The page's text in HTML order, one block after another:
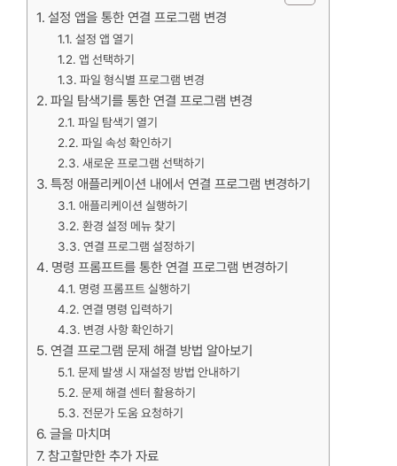
설정 앱을 통한 연결 프로그램 변경
설정 앱 열기
앱 선택하기
파일 형식별 프로그램 변경
파일 탐색기를 통한 연결 프로그램 변경
파일 탐색기 열기
파일 속성 확인하기
새로운 프로그램 선택하기
특정 애플리케이션 내에서 연결 프로그램 변경하기
애플리케이션 실행하기
환경 설정 메뉴 찾기
연결 프로그램 설정하기
명령 프롬프트를 통한 연결 프로그램 변경하기
명령 프롬프트 실행하기
연결 명령 입력하기
변경 사항 확인하기
연결 프로그램 문제 해결 방법 알아보기
문제 발생 시 재설정 방법 안내하기
문제 해결 센터 활용하기
전문가 도움 요청하기
글을 마치며
참고할만한 추가 자료